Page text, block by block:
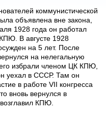
коммунистической
объявлена вне закона,
1928 года он работал
В августе 1928
на 5 лет. После
на нелегальную
избрали членом ЦК КПЮ,
уехал в СССР. Там он
в работе VII конгресса
вновь вернулся в
КПЮ.